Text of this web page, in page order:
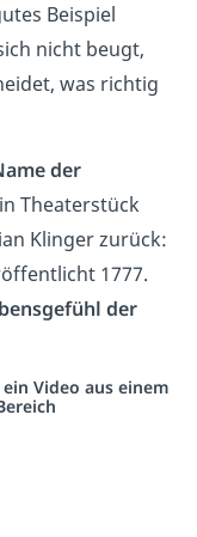
Beispiel
nicht beugt,
was richtig
der
Theaterstück
Klinger zurück:
1777.
der
Video aus einem